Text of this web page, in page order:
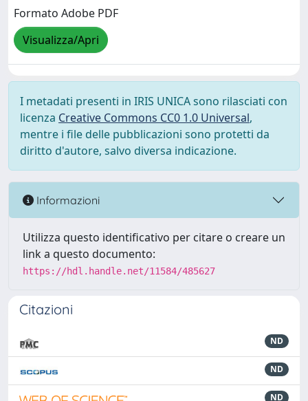
Formato Adobe PDF
Visualizza/Apri
I metadati presenti in IRIS UNICA sono rilasciati con
licenza Creative Commons CC0 1.0 Universal,
mentre i file delle pubblicazioni sono protetti da
diritto d'autore, salvo diversa indicazione.
Informazioni
Utilizza questo identificativo per citare o creare un
link a questo documento:
https://hdl.handle.net/11584/485627
Citazioni
ND
ND
ND